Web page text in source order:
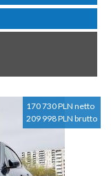
170 730 PLN netto
209 998 PLN brutto